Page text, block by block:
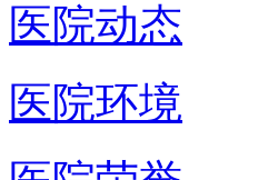
医院动态
医院环境